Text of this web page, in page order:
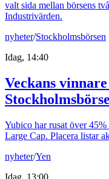
valt sida mellan börsens
Industrivärden.
nyheter/Stockholmsbörsen
Idag, 14:40
Veckans
Yubico har rusat över
Large Cap. Placera listar
nyheter/Yen
Idag, 13:00